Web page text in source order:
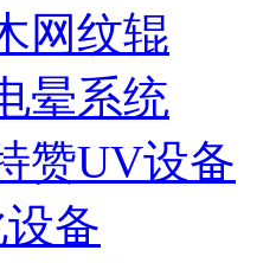
网纹辊
晕系统
赞UV设备
备